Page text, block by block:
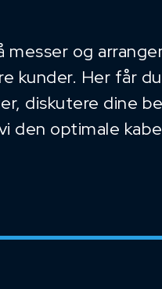
messer og
kunder. Her får
diskutere dine
den optimale